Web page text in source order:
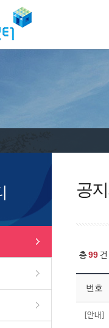
공
총99 건
번호
[안내]